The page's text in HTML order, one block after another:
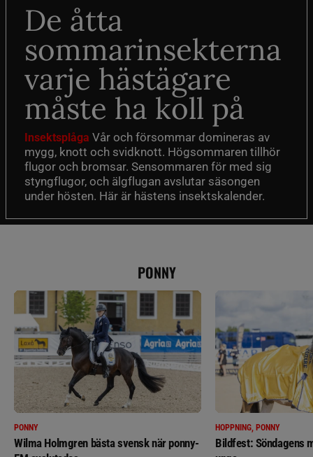
De åtta
sommarinsekterna
varje hästägare
måste ha koll på
Insektsplåga Vår och försommar domineras av
mygg, knott och svidknott. Högsommaren tillhör
flugor och bromsar. Sensommaren för med sig
styngflugor, och älgflugan avslutar säsongen
under hösten. Här är hästens insektskalender.
PONNY
PONNY
Wilma Holmgren bästa svensk när ponny-
HOPPNING, PONNY
Bildfest: Söndagens